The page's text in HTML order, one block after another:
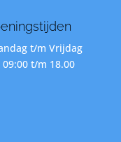
t/m Vrijdag
09:00 t/m 18.00